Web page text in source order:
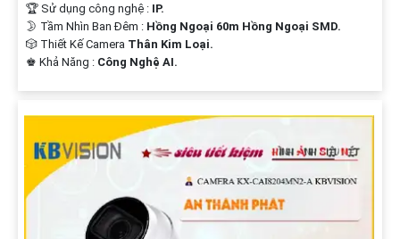
🏆 Sử dụng công nghệ : IP.
🌛 Tầm Nhìn Ban Đêm : Hồng Ngoại 60m Hồng Ngoại SMD.
🎲 Thiết Kế Camera Thân Kim Loại.
️♚ Khả Năng : Công Nghệ AI.